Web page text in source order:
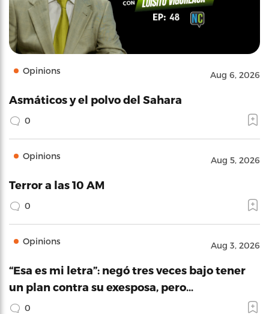
Opinions Aug 6, 2026
Asmáticos y el polvo del Sahara
0
Opinions Aug 5, 2026
Terror a las 10 AM
0
Opinions Aug 3, 2026
“Esa es mi letra”: negó tres veces bajo tener
un plan contra su exesposa, pero…
0